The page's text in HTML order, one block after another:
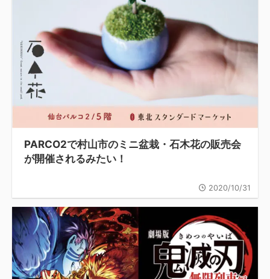
PARCO2で村山市のミニ盆栽・石木花の販売会
が開催されるみたい！
2020/10/31